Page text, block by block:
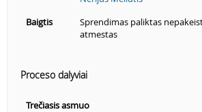
Baigtis
Sprendimas paliktas
atmestas
Proceso dalyviai
Trečiasis asmuo